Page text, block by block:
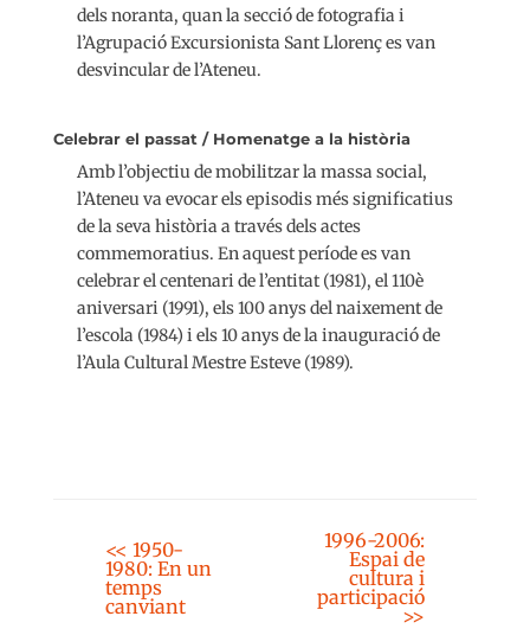
dels noranta, quan la secció de fotografia i
l’Agrupació Excursionista Sant Llorenç es van
desvincular de l’Ateneu.
Celebrar el passat / Homenatge a la història
Amb l’objectiu de mobilitzar la massa social,
l’Ateneu va evocar els episodis més significatius
de la seva història a través dels actes
commemoratius. En aquest període es van
celebrar el centenari de l’entitat (1981), el 110è
aniversari (1991), els 100 anys del naixement de
l’escola (1984) i els 10 anys de la inauguració de
l’Aula Cultural Mestre Esteve (1989).
<< 1950-
1980: En un
temps
canviant
1996-2006:
Espai de
cultura i
participació
>>